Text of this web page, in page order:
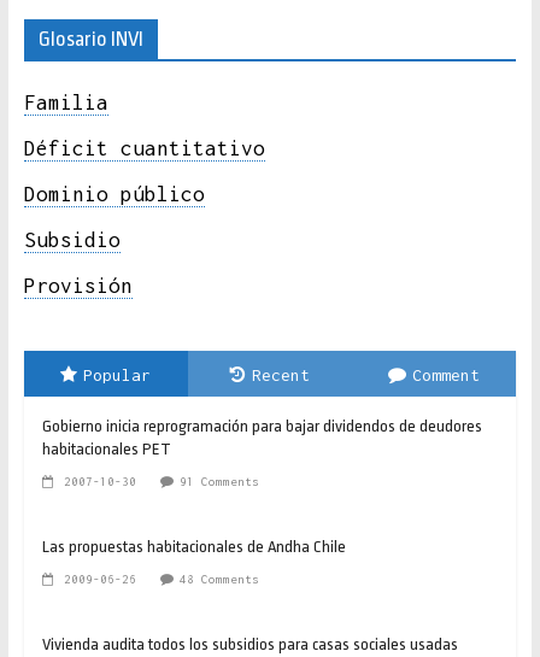
Glosario INVI
Familia
Déficit cuantitativo
Dominio público
Subsidio
Provisión
Popular Recent Comment
Gobierno inicia reprogramación para bajar dividendos de deudores
habitacionales PET
2007-10-30 91 Comments
Las propuestas habitacionales de Andha Chile
2009-06-26 48 Comments
Vivienda audita todos los subsidios para casas sociales usadas